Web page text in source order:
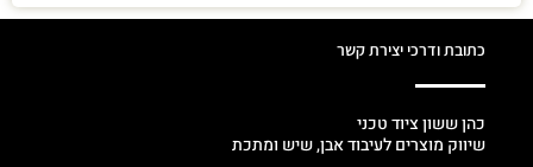
כתובת ודרכי יצירת קשר
כהן ששון ציוד טכני
שיווק מוצרים לעיבוד אבן, שיש ומתכת